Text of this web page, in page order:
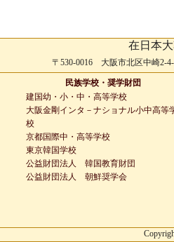
在日本
〒530-0016 大阪市北区中崎2-
民族学校・奨学財団
建国幼・小・中・高等学校
大阪金剛インタ－ナショナル小中高等
校
京都国際中・高等学校
東京韓国学校
公益財団法人 韓国教育財団
公益財団法人 朝鮮奨学会